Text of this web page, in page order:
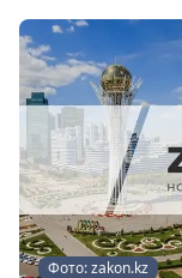
Фото: zakon.kz